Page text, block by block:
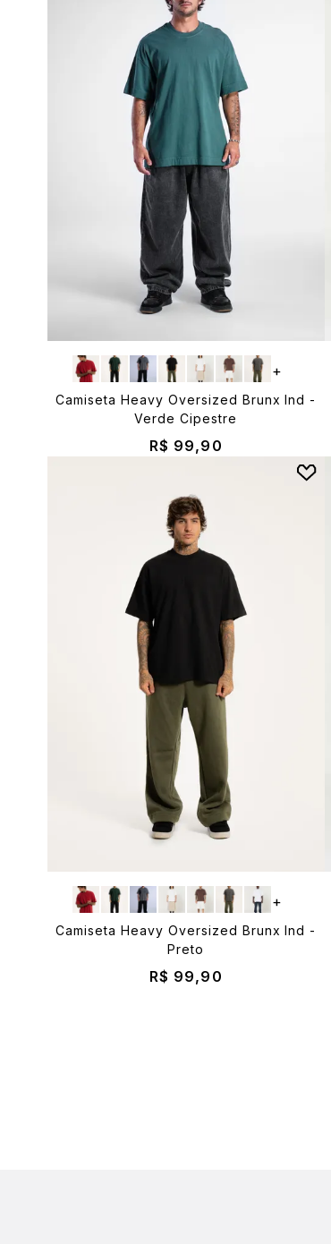
Camiseta Heavy Oversized Brunx Ind -
Verde Cipestre
R$ 99,90
+
Camiseta Heavy Oversized Brunx Ind -
Preto
R$ 99,90
+